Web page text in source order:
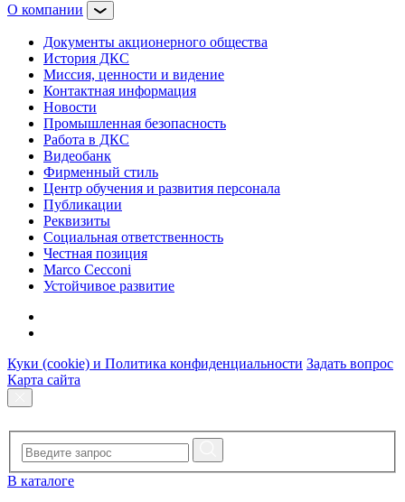
О компании
Документы акционерного общества
История ДКС
Миссия, ценности и видение
Контактная информация
Новости
Промышленная безопасность
Работа в ДКС
Видеобанк
Фирменный стиль
Центр обучения и развития персонала
Публикации
Реквизиты
Социальная ответственность
Честная позиция
Marco Cecconi
Устойчивое развитие
Куки (cookie) и Политика конфиденциальности Задать вопрос
Карта сайта
В каталоге